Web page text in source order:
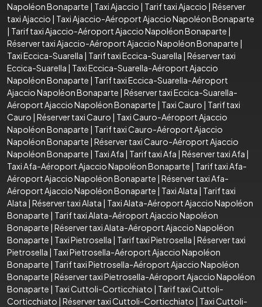
Napoléon Bonaparte | Taxi Ajaccio | Tarif taxi Ajaccio | Réserver
taxi Ajaccio | Taxi Ajaccio-Aéroport Ajaccio Napoléon Bonaparte
| Tarif taxi Ajaccio-Aéroport Ajaccio Napoléon Bonaparte |
Réserver taxi Ajaccio-Aéroport Ajaccio Napoléon Bonaparte |
Taxi Eccica-Suarella | Tarif taxi Eccica-Suarella | Réserver taxi
Eccica-Suarella | Taxi Eccica-Suarella-Aéroport Ajaccio
Napoléon Bonaparte | Tarif taxi Eccica-Suarella-Aéroport
Ajaccio Napoléon Bonaparte | Réserver taxi Eccica-Suarella-
Aéroport Ajaccio Napoléon Bonaparte | Taxi Cauro | Tarif taxi
Cauro | Réserver taxi Cauro | Taxi Cauro-Aéroport Ajaccio
Napoléon Bonaparte | Tarif taxi Cauro-Aéroport Ajaccio
Napoléon Bonaparte | Réserver taxi Cauro-Aéroport Ajaccio
Napoléon Bonaparte | Taxi Afa | Tarif taxi Afa | Réserver taxi Afa |
Taxi Afa-Aéroport Ajaccio Napoléon Bonaparte | Tarif taxi Afa-
Aéroport Ajaccio Napoléon Bonaparte | Réserver taxi Afa-
Aéroport Ajaccio Napoléon Bonaparte | Taxi Alata | Tarif taxi
Alata | Réserver taxi Alata | Taxi Alata-Aéroport Ajaccio Napoléon
Bonaparte | Tarif taxi Alata-Aéroport Ajaccio Napoléon
Bonaparte | Réserver taxi Alata-Aéroport Ajaccio Napoléon
Bonaparte | Taxi Pietrosella | Tarif taxi Pietrosella | Réserver taxi
Pietrosella | Taxi Pietrosella-Aéroport Ajaccio Napoléon
Bonaparte | Tarif taxi Pietrosella-Aéroport Ajaccio Napoléon
Bonaparte | Réserver taxi Pietrosella-Aéroport Ajaccio Napoléon
Bonaparte | Taxi Cuttoli-Corticchiato | Tarif taxi Cuttoli-
Corticchiato | Réserver taxi Cuttoli-Corticchiato | Taxi Cuttoli-